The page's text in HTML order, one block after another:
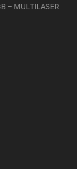
– MULTILASER